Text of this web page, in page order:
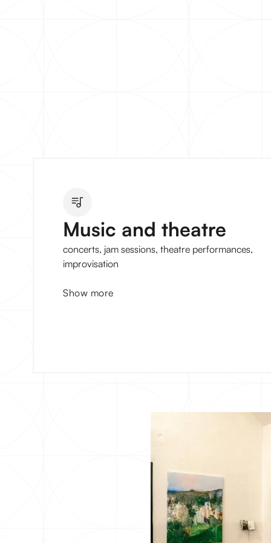
Music and theatre
concerts, jam sessions, theatre performances,
improvisation
Show more